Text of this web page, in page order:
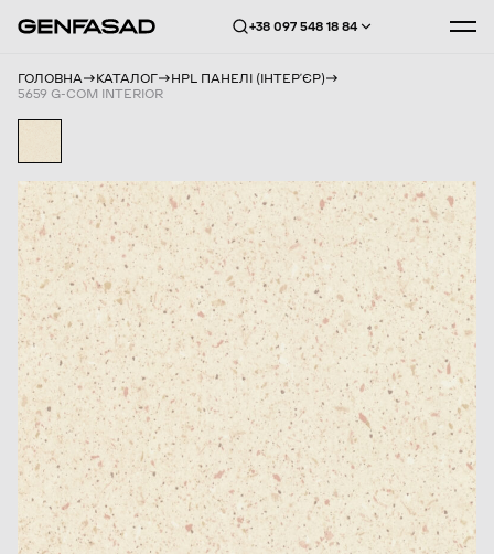
+38 097 548 18 84
ГОЛОВНА КАТАЛОГ
HPL ПАНЕЛІ (ІНТЕРʼЄР)
5659 G-COM INTERIOR